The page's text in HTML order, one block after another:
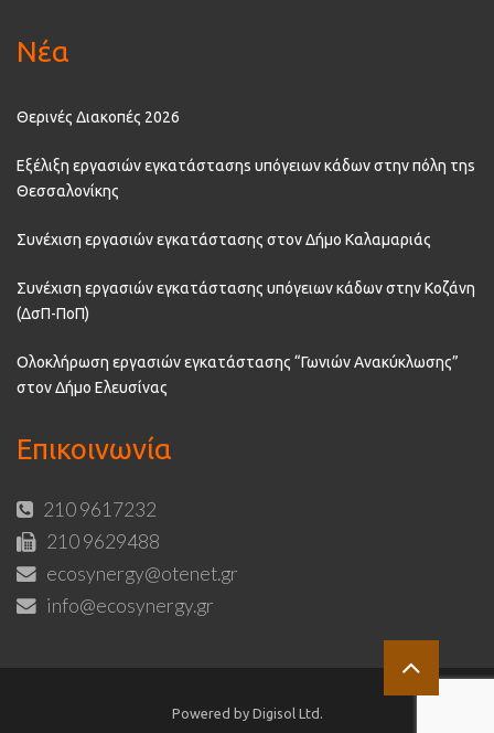
Νέα
Θερινές Διακοπές 2026
Εξέλιξη εργασιών εγκατάστασηs υπόγειων κάδων στην πόλη τηs
Θεσσαλονίκης
Συνέχιση εργασιών εγκατάστασης στον Δήμο Καλαμαριάς
Συνέχιση εργασιών εγκατάστασης υπόγειων κάδων στην Κοζάνη
(ΔσΠ-ΠοΠ)
Ολοκλήρωση εργασιών εγκατάστασης “Γωνιών Ανακύκλωσης”
στον Δήμο Ελευσίνας
Επικοινωνία
210 9617232
210 9629488
ecosynergy@otenet.gr
info@ecosynergy.gr
Powered by Digisol Ltd.